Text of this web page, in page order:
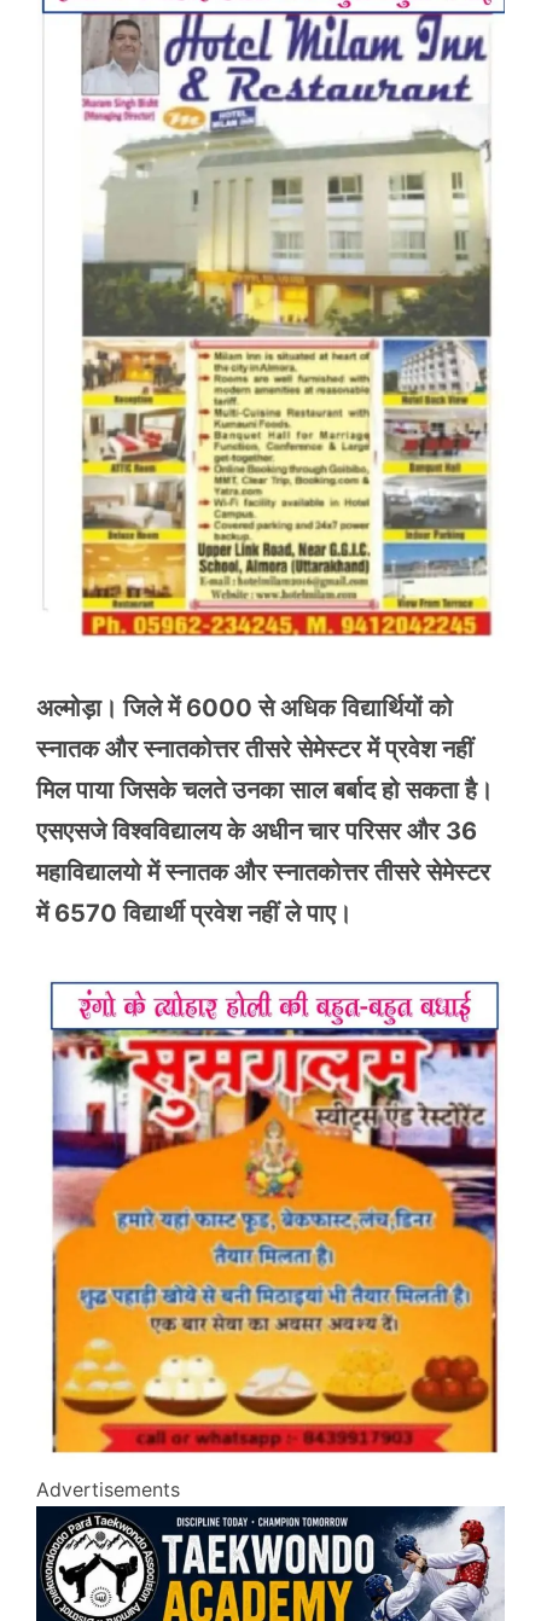
अल्मोड़ा। जिले में 6000 से अधिक विद्यार्थियों को
स्नातक और स्नातकोत्तर तीसरे सेमेस्टर में प्रवेश नहीं
मिल पाया जिसके चलते उनका साल बर्बाद हो सकता है।
एसएसजे विश्वविद्यालय के अधीन चार परिसर और 36
महाविद्यालयो में स्नातक और स्नातकोत्तर तीसरे सेमेस्टर
में 6570 विद्यार्थी प्रवेश नहीं ले पाए।
Advertisements